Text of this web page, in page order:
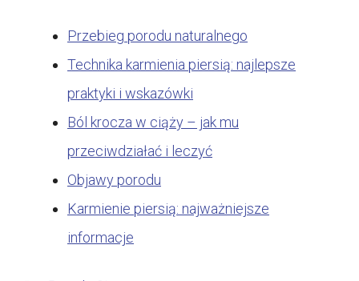
Przebieg porodu naturalnego
Technika karmienia piersią: najlepsze
praktyki i wskazówki
Ból krocza w ciąży – jak mu
przeciwdziałać i leczyć
Objawy porodu
Karmienie piersią: najważniejsze
informacje